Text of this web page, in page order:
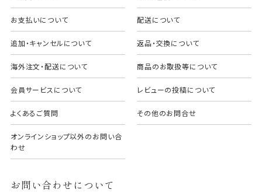
お支払いについて 配送について
追加・キャンセルについて 返品・交換について
海外注文・配送について 商品のお取扱等について
会員サービスについて レビューの投稿について
よくあるご質問 その他のお問合せ
オンラインショップ以外のお問い合
わせ
お問い合わせについて